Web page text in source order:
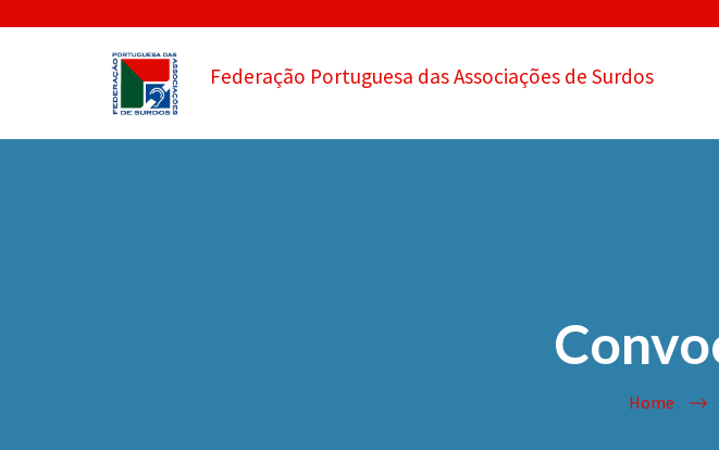
Federação Portuguesa das Associações de Surdos
Home